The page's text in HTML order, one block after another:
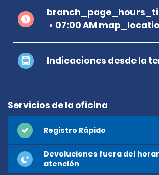
07:00 AM
Indicaciones desde la
Servicios de la oficina
Registro Rápido
Devoluciones fuera del
atención